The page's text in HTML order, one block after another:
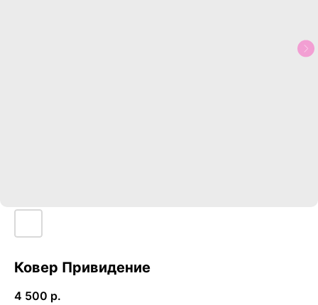
Ковер Привидение
4 500 р.